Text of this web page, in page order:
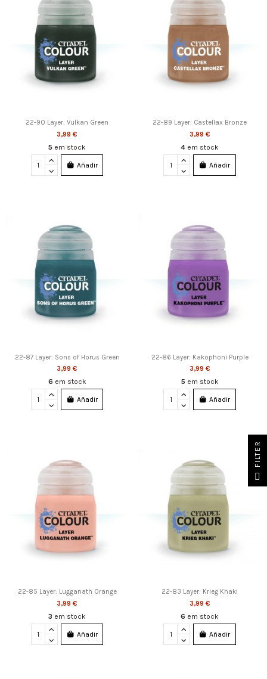
22-90 Layer: Vulkan Green
3,99 €
5 em stock
Añadir
22-89 Layer: Castellax Bronze
3,99 €
4 em stock
Añadir
22-87 Layer: Sons of Horus Green
3,99 €
6 em stock
Añadir
22-86 Layer: Kakophoni Purple
3,99 €
5 em stock
Añadir
22-85 Layer: Lugganath Orange
3,99 €
3 em stock
Añadir
22-83 Layer: Krieg Khaki
3,99 €
6 em stock
Añadir
FILTER